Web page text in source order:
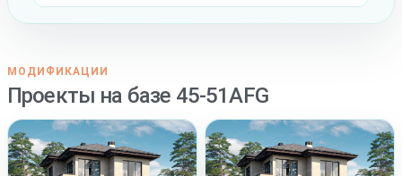
МОДИФИКАЦИИ
Проекты на базе 45-51AFG